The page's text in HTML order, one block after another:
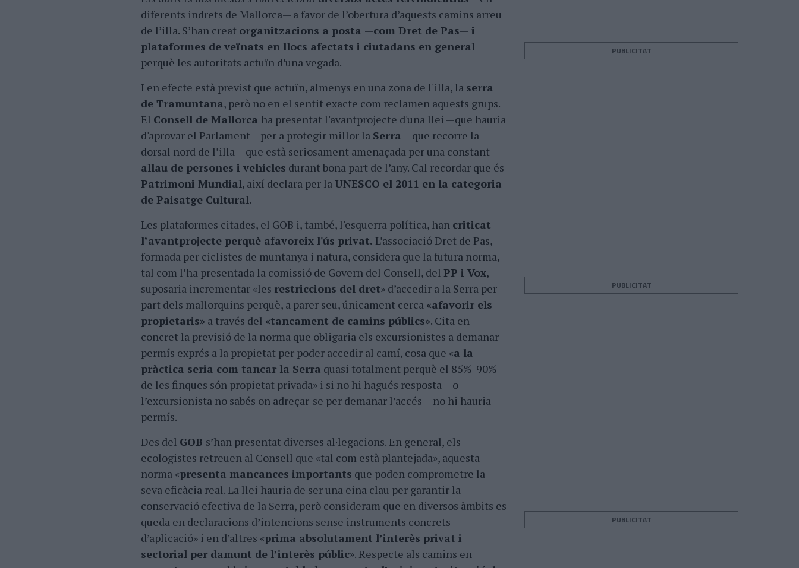
diferents indrets de Mallorca— a favor de l’obertura d’aquests camins arreu
de l’illa. S’han creat organitzacions a posta —com Dret de Pas— i
plataformes de veïnats en llocs afectats i ciutadans en general
perquè les autoritats actuïn d’una vegada.
I en efecte està previst que actuïn, almenys en una zona de l'illa, la serra
de Tramuntana, però no en el sentit exacte com reclamen aquests grups.
El Consell de Mallorca ha presentat l'avantprojecte d'una llei —que hauria
d'aprovar el Parlament— per a protegir millor la Serra —que recorre la
dorsal nord de l’illa— que està seriosament amenaçada per una constant
allau de persones i vehicles durant bona part de l’any. Cal recordar que és
Patrimoni Mundial, així declara per laUNESCO el 2011 en la categoria
de Paisatge Cultural.
Les plataformes citades, el GOB i, també, l'esquerra política, han criticat
l’avantprojecte perquè afavoreix l'ús privat. L’associació Dret de Pas,
formada per ciclistes de muntanya i natura, considera que la futura norma,
tal com l’ha presentada la comissió de Govern del Consell, del PP i Vox,
suposaria incrementar «les restriccions del dret» d’accedir a la Serra per
part dels mallorquins perquè, a parer seu, únicament cerca «afavorir els
propietaris» a través del «tancament de camins públics». Cita en
concret la previsió de la norma que obligaria els excursionistes a demanar
permís exprés a la propietat per poder accedir al camí, cosa que «a la
pràctica seria com tancar la Serra quasi totalment perquè el 85%-90%
de les finques són propietat privada» i si no hi hagués resposta —o
l’excursionista no sabés on adreçar-se per demanar l’accés— no hi hauria
permís.
Des del GOB s’han presentat diverses al·legacions. En general, els
ecologistes retreuen al Consell que «tal com està plantejada», aquesta
norma «presenta mancances importants que poden comprometre la
seva eficàcia real. La llei hauria de ser una eina clau per garantir la
conservació efectiva de la Serra, però consideram que en diversos àmbits es
queda en declaracions d’intencions sense instruments concrets
d’aplicació» i en d’altres «prima absolutament l’interès privat i
sectorial per damunt de l’interès públic». Respecte als camins en
PUBLICITAT
PUBLICITAT
PUBLICITAT